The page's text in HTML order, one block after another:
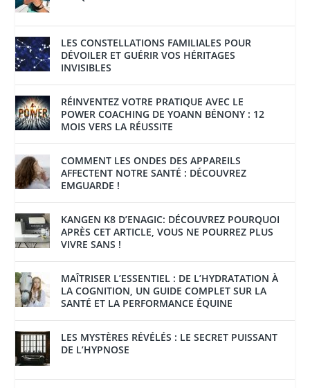
LES CONSTELLATIONS FAMILIALES POUR
DÉVOILER ET GUÉRIR VOS HÉRITAGES
INVISIBLES
RÉINVENTEZ VOTRE PRATIQUE AVEC LE
POWER COACHING DE YOANN BÉNONY : 12
MOIS VERS LA RÉUSSITE
COMMENT LES ONDES DES APPAREILS
AFFECTENT NOTRE SANTÉ : DÉCOUVREZ
EMGUARDE !
KANGEN K8 D’ENAGIC: DÉCOUVREZ POURQUOI
APRÈS CET ARTICLE, VOUS NE POURREZ PLUS
VIVRE SANS !
MAÎTRISER L’ESSENTIEL : DE L’HYDRATATION À
LA COGNITION, UN GUIDE COMPLET SUR LA
SANTÉ ET LA PERFORMANCE ÉQUINE
LES MYSTÈRES RÉVÉLÉS : LE SECRET PUISSANT
DE L’HYPNOSE